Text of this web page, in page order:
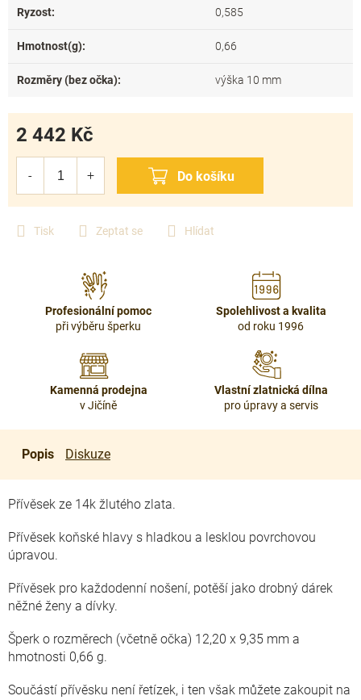
Tisk Zeptat se Hlídat
2 442 Kč
Ryzost: 0,585
Hmotnost(g): 0,66
Rozměry (bez očka): výška 10 mm
Profesionální pomoc
při výběru šperku
Spolehlivost a kvalita
od roku 1996
Kamenná prodejna
v Jičíně
Vlastní zlatnická dílna
pro úpravy a servis
Popis Diskuze
Přívěsek ze 14k žlutého zlata.
Přívěsek koňské hlavy s hladkou a lesklou povrchovou
úpravou.
Přívěsek pro každodenní nošení, potěší jako drobný dárek
něžné ženy a dívky.
Šperk o rozměrech (včetně očka) 12,20 x 9,35 mm a
hmotnosti 0,66 g.
Součástí přívěsku není řetízek, i ten však můžete zakoupit na